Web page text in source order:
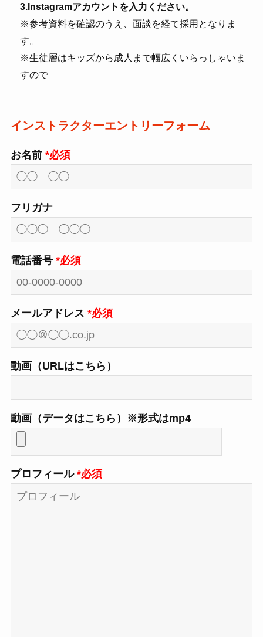
3.Instagramアカウントを入力ください。
※参考資料を確認のうえ、面談を経て採用となりま
す。
※生徒層はキッズから成人まで幅広くいらっしゃいま
すので
インストラクターエントリーフォーム
お名前 *必須
フリガナ
電話番号 *必須
メールアドレス *必須
動画（URLはこちら）
動画（データはこちら）※形式はmp4
プロフィール *必須